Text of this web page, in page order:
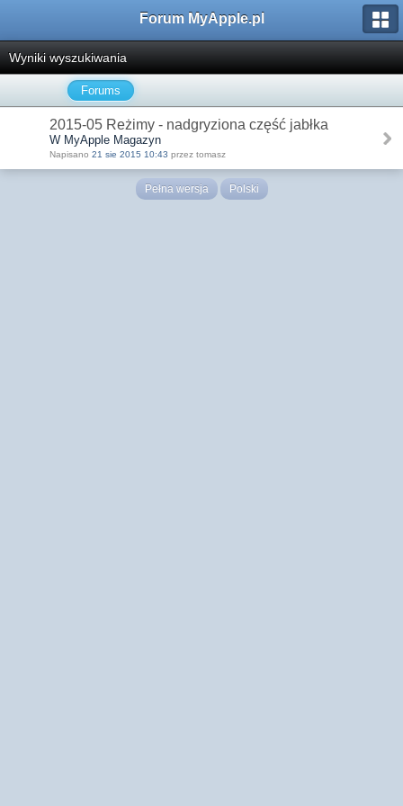
Forum MyApple.pl
Wyniki wyszukiwania
Forums
2015-05 Reżimy - nadgryziona część jabłka
W MyApple Magazyn
Napisano 21 sie 2015 10:43 przez tomasz
Pełna wersja Polski